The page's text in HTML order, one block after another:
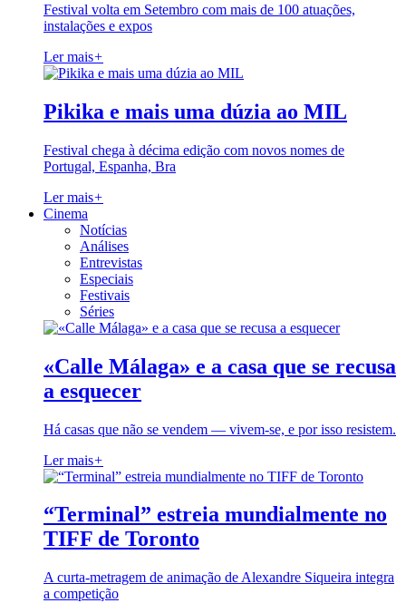
Festival volta em Setembro com mais de 100 atuações,
instalações e expos
Ler mais+
Pikika e mais uma dúzia ao MIL
Festival chega à décima edição com novos nomes de
Portugal, Espanha, Bra
Ler mais+
Cinema
Notícias
Análises
Entrevistas
Especiais
Festivais
Séries
«Calle Málaga» e a casa que se recusa
a esquecer
Há casas que não se vendem — vivem-se, e por isso resistem.
Ler mais+
“Terminal” estreia mundialmente no
TIFF de Toronto
A curta-metragem de animação de Alexandre Siqueira integra
a competição